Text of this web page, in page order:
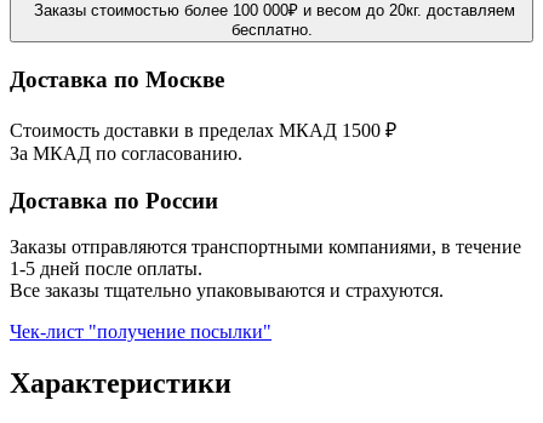
Заказы стоимостью более 100 000₽ и весом до 20кг. доставляем
бесплатно.
Доставка по Москве
Стоимость доставки в пределах МКАД 1500 ₽
За МКАД по согласованию.
Доставка по России
Заказы отправляются транспортными компаниями, в течение
1-5 дней после оплаты.
Все заказы тщательно упаковываются и страхуются.
Чек-лист "получение посылки"
Характеристики